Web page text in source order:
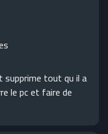
supprime tout qu il a
le pc et faire de